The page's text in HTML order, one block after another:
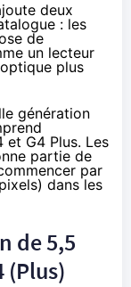
deux
: les
de
un lecteur
plus
génération
et G4 Plus. Les
partie de
par
dans les
de 5,5
(Plus)